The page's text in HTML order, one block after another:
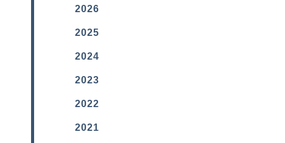
2026
2025
2024
2023
2022
2021